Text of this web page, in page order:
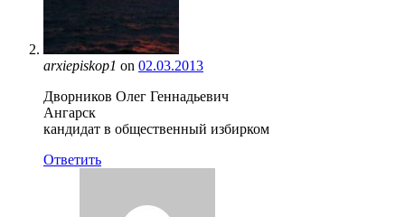
arxiepiskop1 on 02.03.2013
Дворников Олег Геннадьевич
Ангарск
кандидат в общественный избирком
Ответить